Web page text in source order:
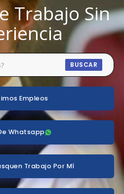
Trabajo Sin
BUSCAR
Empleos
Whatsapp
Trabajo Por Mí